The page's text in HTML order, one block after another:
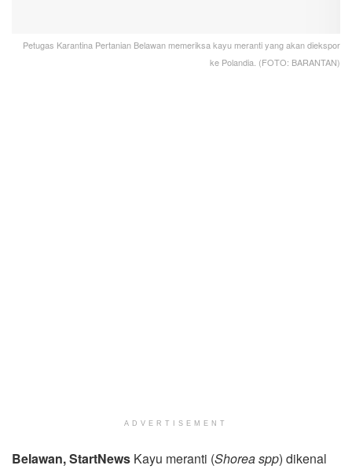
Petugas Karantina Pertanian Belawan memeriksa kayu meranti yang akan diekspor
ke Polandia. (FOTO: BARANTAN)
ADVERTISEMENT
Belawan, StartNews Kayu meranti (Shorea spp) dikenal